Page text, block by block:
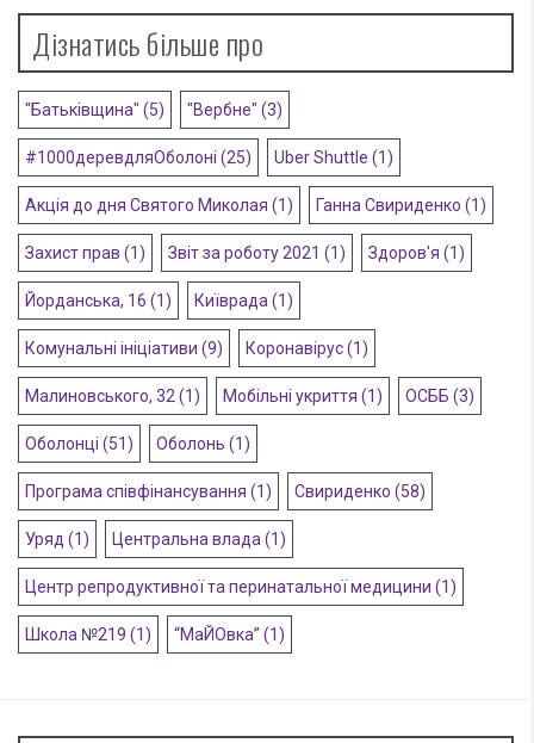
Дізнатись більше про
"Батьківщина" (5) "Вербне" (3)
#1000деревдляОболоні (25) Uber Shuttle (1)
Акція до дня Святого Миколая (1) Ганна Свириденко (1)
Захист прав (1) Звіт за роботу 2021 (1) Здоров'я (1)
Йорданська, 16 (1) Київрада (1)
Комунальні ініціативи (9) Коронавірус(1)
Малиновського, 32 (1) Мобільні укриття (1) ОСББ (3)
Оболонці (51) Оболонь (1)
Програма співфінансування (1) Свириденко (58)
Уряд (1) Центральна влада (1)
Центр репродуктивної та перинатальної медицини (1)
Школа №219 (1) “МаЙОвка” (1)